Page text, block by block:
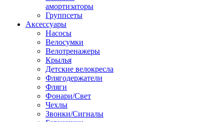
амортизаторы
Группсеты
Аксессуары
Насосы
Велосумки
Велотренажеры
Крылья
Детские велокресла
Флягодержатели
Фляги
Фонари/Свет
Чехлы
Звонки/Сигналы